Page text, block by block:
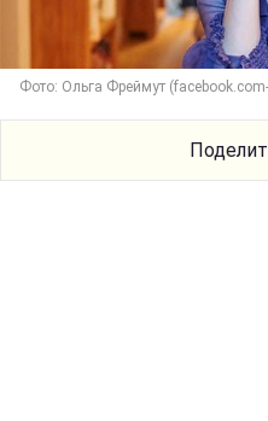
Фото: Ольга Фреймут